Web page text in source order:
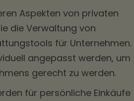
Aspekten von privaten
die Verwaltung von
für Unternehmen.
angepasst werden, um
gerecht zu werden.
für persönliche Einkäufe